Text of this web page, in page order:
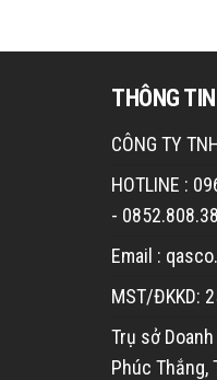
THÔNG TIN
CÔNG TY
HOTLINE :
-
Email :
MST/ĐKKD:
Trụ sở
Phúc Thắng,